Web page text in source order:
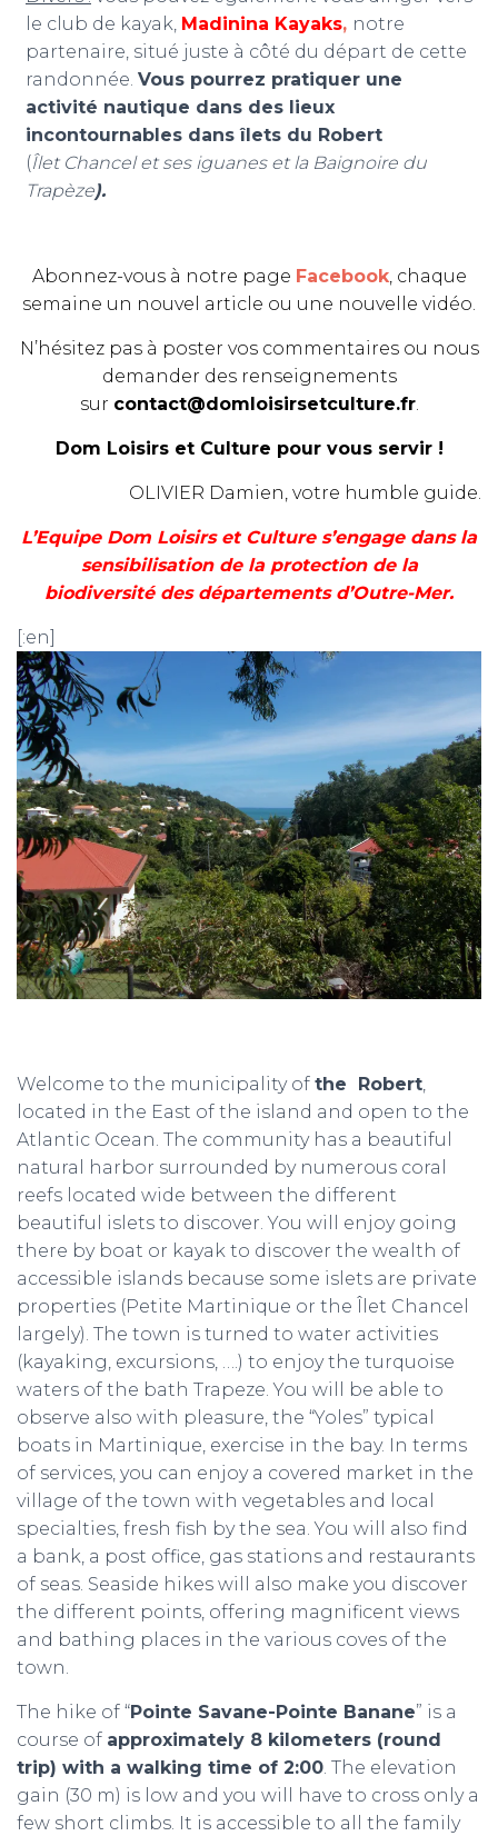
le club de kayak, Madinina Kayaks, notre
partenaire, situé juste à côté du départ de cette
randonnée. Vous pourrez pratiquer une
activité nautique dans des lieux
incontournables dans îlets du Robert
(Îlet Chancel et ses iguanes et la Baignoire du
Trapèze).
Abonnez-vous à notre page Facebook, chaque
semaine un nouvel article ou une nouvelle vidéo.
N’hésitez pas à poster vos commentaires ou nous
demander des renseignements
sur contact@domloisirsetculture.fr.
Dom Loisirs et Culture pour vous servir !
OLIVIER Damien, votre humble guide.
L’Equipe Dom Loisirs et Culture s’engage dans la
sensibilisation de la protection de la
biodiversité des départements d’Outre-Mer.
[:en]
Welcome to the municipality of the Robert,
located in the East of the island and open to the
Atlantic Ocean. The community has a beautiful
natural harbor surrounded by numerous coral
reefs located wide between the different
beautiful islets to discover. You will enjoy going
there by boat or kayak to discover the wealth of
accessible islands because some islets are private
properties (Petite Martinique or the Îlet Chancel
largely). The town is turned to water activities
(kayaking, excursions, ….) to enjoy the turquoise
waters of the bath Trapeze. You will be able to
observe also with pleasure, the “Yoles” typical
boats in Martinique, exercise in the bay. In terms
of services, you can enjoy a covered market in the
village of the town with vegetables and local
specialties, fresh fish by the sea. You will also find
a bank, a post office, gas stations and restaurants
of seas. Seaside hikes will also make you discover
the different points, offering magnificent views
and bathing places in the various coves of the
town.
The hike of “Pointe Savane-Pointe Banane” is a
course of approximately 8 kilometers (round
trip) with a walking time of 2:00. The elevation
gain (30 m) is low and you will have to cross only a
few short climbs. It is accessible to all the family